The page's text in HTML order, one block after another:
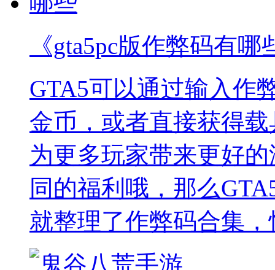
《gta5pc版作弊码有哪
GTA5可以通过输入作
金币，或者直接获得
为更多玩家带来更好
同的福利哦，那么
就整理了作弊码合集